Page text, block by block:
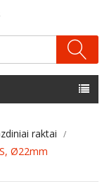
raktai
Ø22mm